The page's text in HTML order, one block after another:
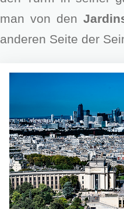
man von den
anderen Seite der